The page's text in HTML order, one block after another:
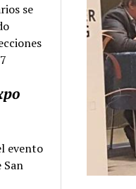
se
evento